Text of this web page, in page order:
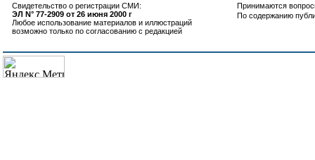
Свидетельство о регистрации СМИ:
ЭЛ N° 77-2909 от 26 июня 2000 г
Любое использование материалов и иллюстраций
возможно только по согласованию с редакцией
Принимаются
По содержанию